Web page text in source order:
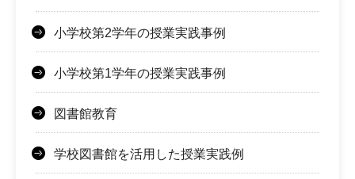
小学校第2学年の授業実践事例
小学校第1学年の授業実践事例
図書館教育
学校図書館を活用した授業実践例